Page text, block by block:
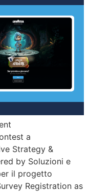
a
Strategy &
by Soluzioni e
il progetto
Registration as